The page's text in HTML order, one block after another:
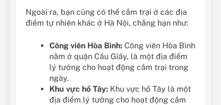
Ngoài ra, bạn cũng có thể cắm trại ở các địa
điểm tự nhiên khác ở Hà Nội, chẳng hạn như:
Công viên Hòa Bình: Công viên Hòa Bình
nằm ở quận Cầu Giấy, là một địa điểm
lý tưởng cho hoạt động cắm trại trong
ngày.
Khu vực hồ Tây: Khu vực hồ Tây là một
địa điểm lý tưởng cho hoạt động cắm